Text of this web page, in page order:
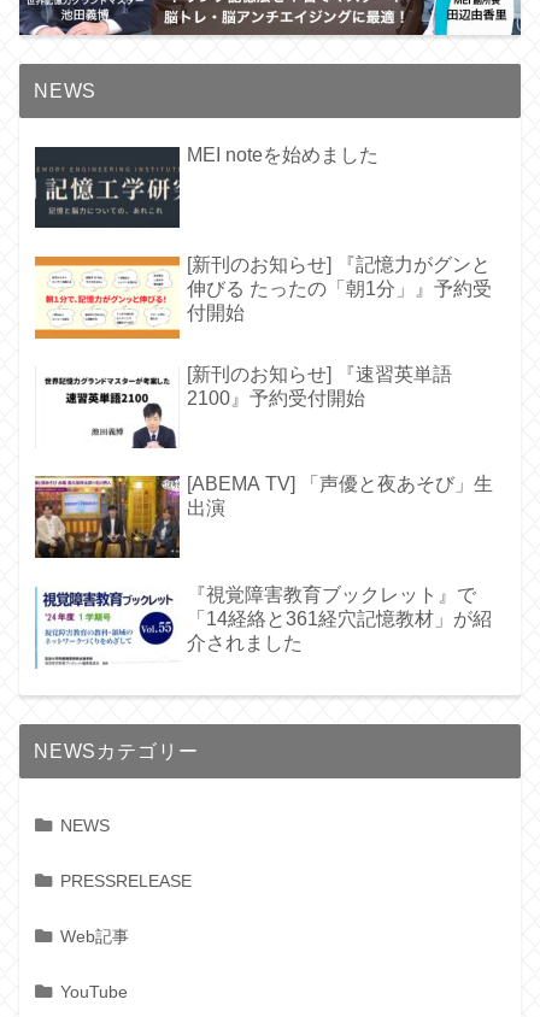
NEWS
MEI noteを始めました
[新刊のお知らせ] 『記憶力がグンと
伸びる たったの「朝1分」』予約受
付開始
[新刊のお知らせ] 『速習英単語
2100』予約受付開始
[ABEMA TV] 「声優と夜あそび」生
出演
『視覚障害教育ブックレット』で
「14経絡と361経穴記憶教材」が紹
介されました
NEWSカテゴリー
NEWS
PRESSRELEASE
Web記事
YouTube